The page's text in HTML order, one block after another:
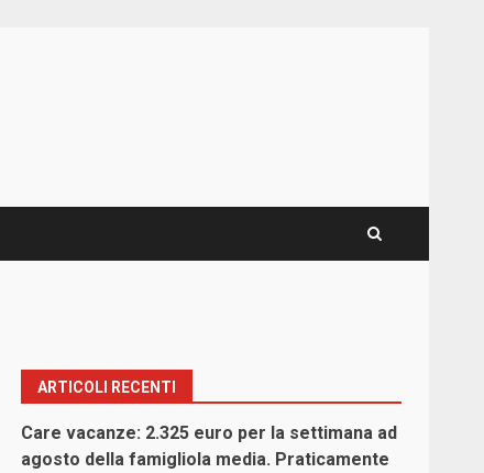
ARTICOLI RECENTI
Care vacanze: 2.325 euro per la settimana ad
agosto della famigliola media. Praticamente